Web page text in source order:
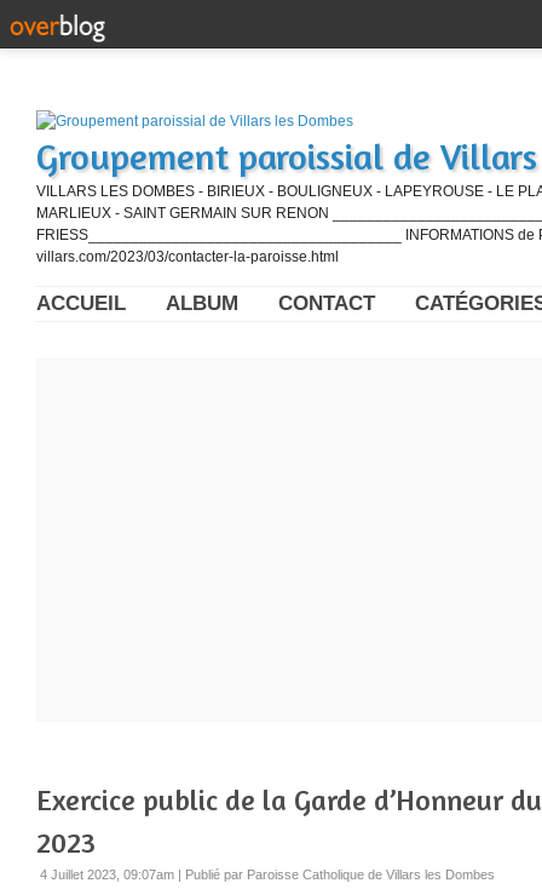
Groupement paroissial de
VILLARS LES DOMBES - BIRIEUX - BOULIGNEUX - LAPEYROUSE - LE
MARLIEUX - SAINT GERMAIN SUR RENON
FRIESS_____________________________________ INFORMATIONS de
villars.com/2023/03/contacter-la-paroisse.html
ACCUEIL ALBUM CONTACT
Exercice public de la Garde d’Honneur
2023
4 Juillet 2023, 09:07am | Publié par Paroisse Catholique de Villars les Dombes